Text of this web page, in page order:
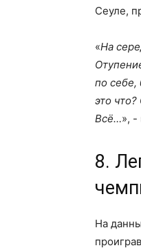
Сеуле,
«На
по себе,
это
Всё…», -
8.
На